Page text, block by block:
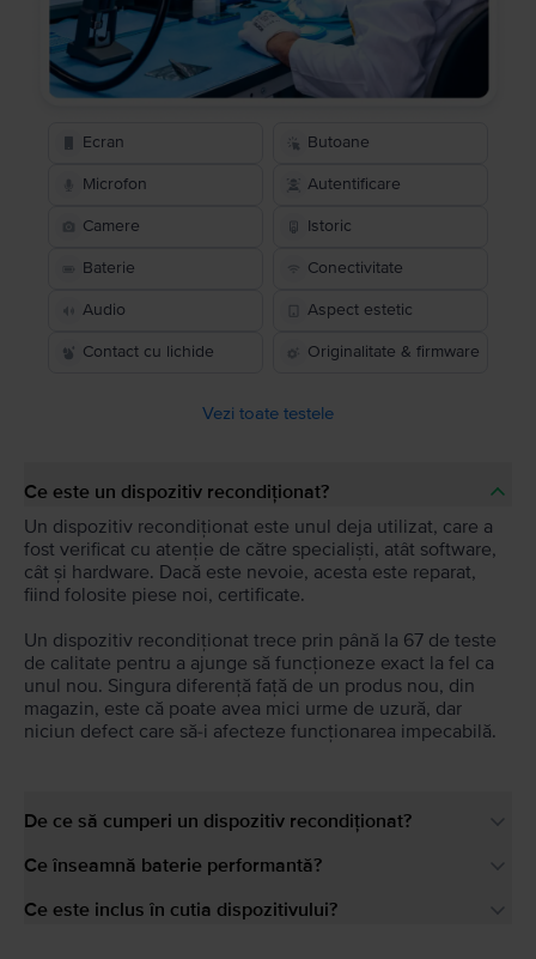
Ecran Butoane
Microfon Autentificare
Camere Istoric
Baterie Conectivitate
Audio Aspect estetic
Contact cu lichide Originalitate & firmware
Vezi toate testele
Ce este un dispozitiv recondiționat?
Un dispozitiv recondiționat este unul deja utilizat, care a
fost verificat cu atenție de către specialiști, atât software,
cât și hardware. Dacă este nevoie, acesta este reparat,
fiind folosite piese noi, certificate.
Un dispozitiv recondiționat trece prin până la 67 de teste
de calitate pentru a ajunge să funcționeze exact la fel ca
unul nou. Singura diferență față de un produs nou, din
magazin, este că poate avea mici urme de uzură, dar
niciun defect care să-i afecteze funcționarea impecabilă.
De ce să cumperi un dispozitiv recondiționat?
Ce înseamnă baterie performantă?
Ce este inclus în cutia dispozitivului?